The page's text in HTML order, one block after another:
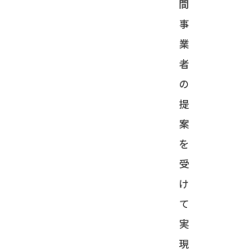
間
事
業
者
の
提
案
を
受
け
て
実
現